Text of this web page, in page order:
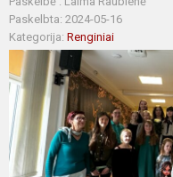
Paskelbta: 2024-05-16
Kategorija: Renginiai